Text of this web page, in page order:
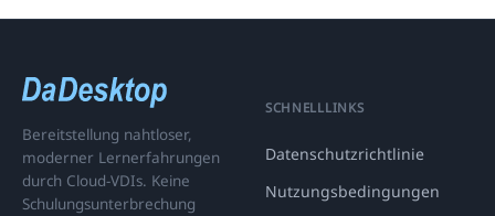
Bereitstellung nahtloser,
moderner Lernerfahrungen
durch Cloud-VDIs. Keine
Schulungsunterbrechung
SCHNELLLINKS
Datenschutzrichtlinie
Nutzungsbedingungen